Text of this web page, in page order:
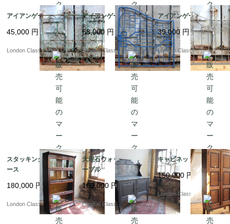
アイアンゲート??4
45,000 円
London Classics
アイアンゲート?ｂQ
68,000 円
London Classics
アイアンゲート?ｂP
39,000 円
London Classics
スタッキングブックケ
ース
180,000 円
London Classics
大理石ウォッシングテ
ーブル
160,000 円
London Classics
キャビネット
150,000 円
London Classics